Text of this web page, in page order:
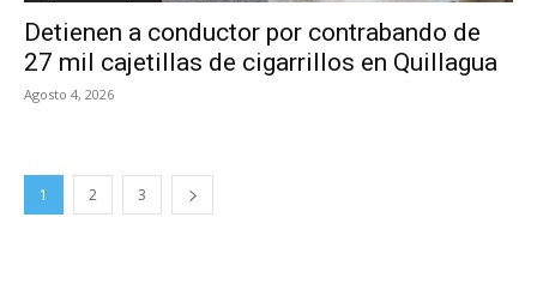
Detienen a conductor por contrabando de
27 mil cajetillas de cigarrillos en Quillagua
Agosto 4, 2026
1 2 3